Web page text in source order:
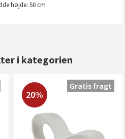
højde: 50 cm
i kategorien
20%
Gratis fragt